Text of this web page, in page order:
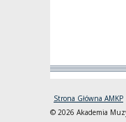
Strona Główna AMKP
© 2026 Akademia